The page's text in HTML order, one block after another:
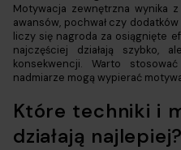
Motywacja zewnętrzna wynika
awansów, pochwał czy
liczy się nagroda za osiągnięte
najczęściej działają szybko,
konsekwencji. Warto
nadmiarze mogą wypierać
Które techniki i
działają najlepiej?